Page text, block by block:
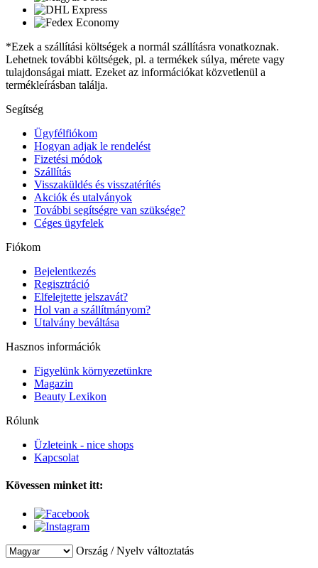
*Ezek a szállítási költségek a normál szállításra vonatkoznak.
Lehetnek további költségek, pl. a termékek súlya, mérete vagy
tulajdonságai miatt. Ezeket az információkat közvetlenül a
termékleírásban találja.
Segítség
Ügyfélfiókom
Hogyan adjak le rendelést
Fizetési módok
Szállítás
Visszaküldés és visszatérítés
Akciók és utalványok
További segítségre van szüksége?
Céges ügyfelek
Fiókom
Bejelentkezés
Regisztráció
Elfelejtette jelszavát?
Hol van a szállítmányom?
Utalvány beváltása
Hasznos információk
Figyelünk környezetünkre
Magazin
Beauty Lexikon
Rólunk
Üzleteink - nice shops
Kapcsolat
Kövessen minket itt:
Ország / Nyelv változtatás